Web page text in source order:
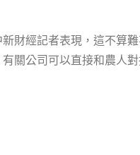
經記者表現，這不算難
關公司可以直接和農人